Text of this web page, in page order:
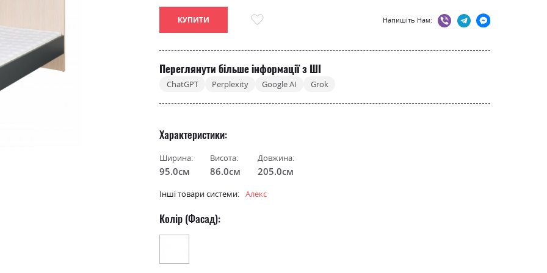
КУПИТИ Напишіть Нам:
Переглянути більше інформації з ШІ
ChatGPT Perplexity Google AI Grok
Характеристики
Ширина:
95.0см
Висота:
86.0см
Довжина:
205.0см
Інші товари системи: Алекс
Колір (Фасад):